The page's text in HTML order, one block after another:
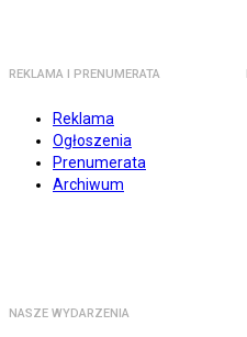
REKLAMA I PRENUMERATA
Reklama
Ogłoszenia
Prenumerata
Archiwum
NASZE WYDARZENIA